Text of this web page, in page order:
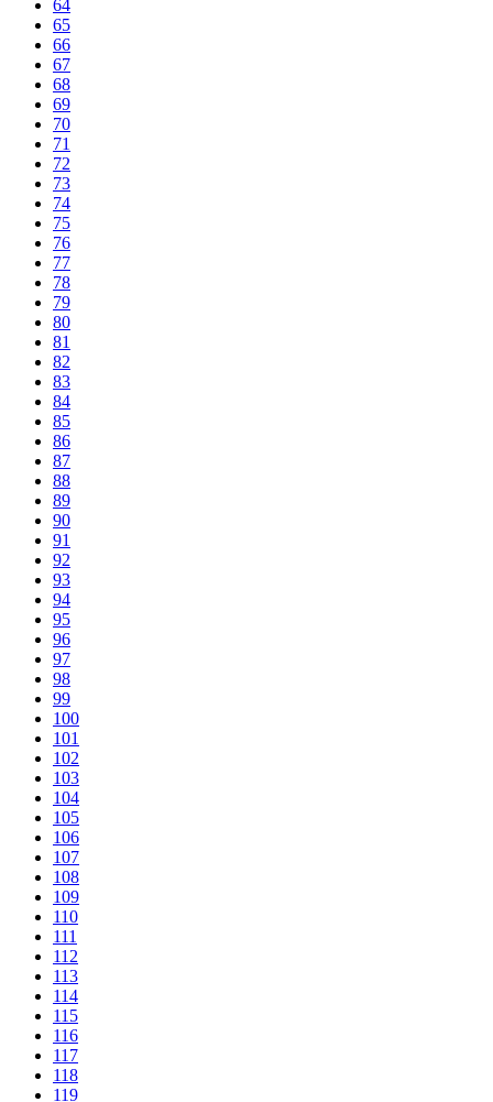
64
65
66
67
68
69
70
71
72
73
74
75
76
77
78
79
80
81
82
83
84
85
86
87
88
89
90
91
92
93
94
95
96
97
98
99
100
101
102
103
104
105
106
107
108
109
110
111
112
113
114
115
116
117
118
119